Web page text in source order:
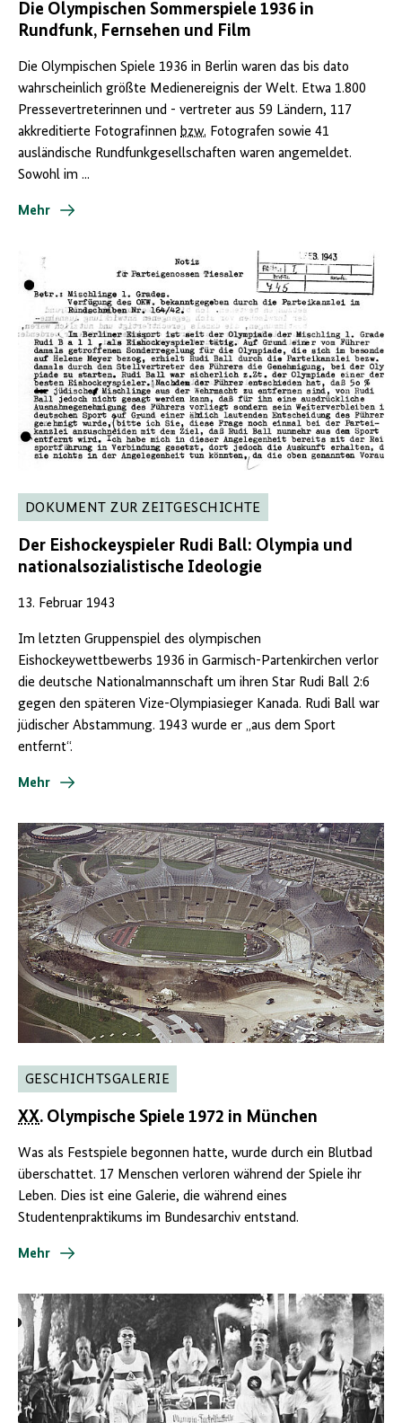
Die Olympischen Sommerspiele 1936 in
Rundfunk, Fernsehen und Film
Die Olympischen Spiele 1936 in Berlin waren das bis dato
wahrscheinlich größte Medienereignis der Welt. Etwa 1.800
Pressevertreterinnen und - vertreter aus 59 Ländern, 117
akkreditierte Fotografinnen bzw. Fotografen sowie 41
ausländische Rundfunkgesellschaften waren angemeldet.
Sowohl im ...
Mehr
DOKUMENT ZUR ZEITGESCHICHTE
Der Eishockeyspieler Rudi Ball: Olympia und
nationalsozialistische Ideologie
13. Februar 1943
Im letzten Gruppenspiel des olympischen
Eishockeywettbewerbs 1936 in Garmisch-Partenkirchen verlor
die deutsche Nationalmannschaft um ihren Star Rudi Ball 2:6
gegen den späteren Vize-Olympiasieger Kanada. Rudi Ball war
jüdischer Abstammung. 1943 wurde er „aus dem Sport
entfernt“.
Mehr
GESCHICHTSGALERIE
XX. Olympische Spiele 1972 in München
Was als Festspiele begonnen hatte, wurde durch ein Blutbad
überschattet. 17 Menschen verloren während der Spiele ihr
Leben. Dies ist eine Galerie, die während eines
Studentenpraktikums im Bundesarchiv entstand.
Mehr